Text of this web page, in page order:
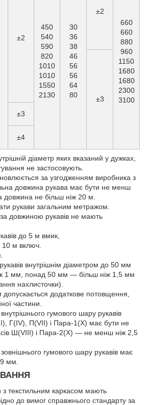
±2
450
540
590
820
1010
1010
1550
2130
30
36
38
46
56
56
64
80
±2
660
660
880
960
1150
1680
1680
2300
3100
±3
±3
±4
діаметр яких вказаний у дужках,
не застосовують.
за узгодженням виробника з
довжина рукава має бути не менш
не більш ніж 20 м.
рукави загальним метражом.
довжиною рукавів не мають
до 5 м вмик,
м включ.
внутрішнім діаметром до 50 мм
1 мм, понад 50 мм — більш ніж 1,5 мм
нахлисточки).
допускається додаткове потовщення,
частини.
гумового шару рукавів
Г(IV), П(VII) і Пара-1(X) має бути не
Ш(VIII) і Пара-2(X) — не менш ніж 2,5
гумового шару рукавів має
мм.
з текстильним каркасом мають
до вимог справжнього стандарту за